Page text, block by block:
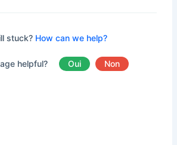
stuck? How can we help?
helpful? Oui Non